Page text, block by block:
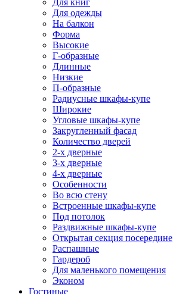
Для книг
Для одежды
На балкон
Форма
Высокие
Г-образные
Длинные
Низкие
П-образные
Радиусные шкафы-купе
Широкие
Угловые шкафы-купе
Закругленный фасад
Количество дверей
2-х дверные
3-х дверные
4-х дверные
Особенности
Во всю стену
Встроенные шкафы-купе
Под потолок
Раздвижные шкафы-купе
Открытая секция посередине
Распашные
Гардероб
Для маленького помещения
Эконом
Гостиные